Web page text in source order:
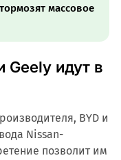
массовое
Geely идут в
BYD и
Nissan-
позволит им